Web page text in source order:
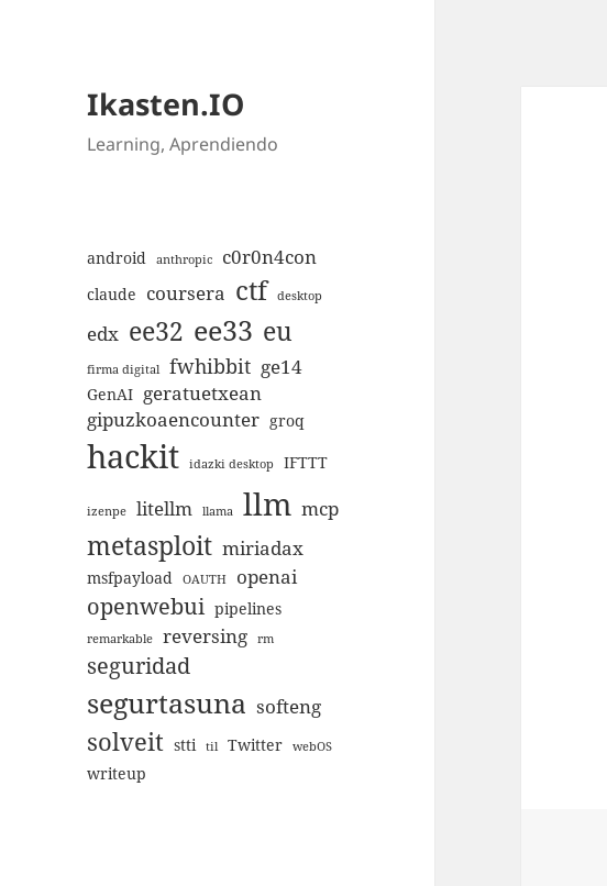
Ikasten.IO
Learning, Aprendiendo
android anthropic c0r0n4con
claude coursera ctf desktop
edx ee32 ee33 eu
firma digital fwhibbit ge14
GenAI geratuetxean
gipuzkoaencounter groq
hackit idazki desktop IFTTT
izenpe litellm llama llm mcp
metasploit miriadax
msfpayload OAUTH openai
openwebui pipelines
remarkable reversing rm
seguridad
segurtasuna softeng
solveit stti til Twitter webOS
writeup